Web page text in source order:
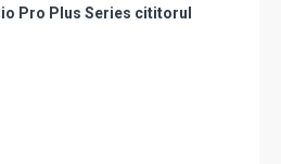
Pro Plus Series cititorul